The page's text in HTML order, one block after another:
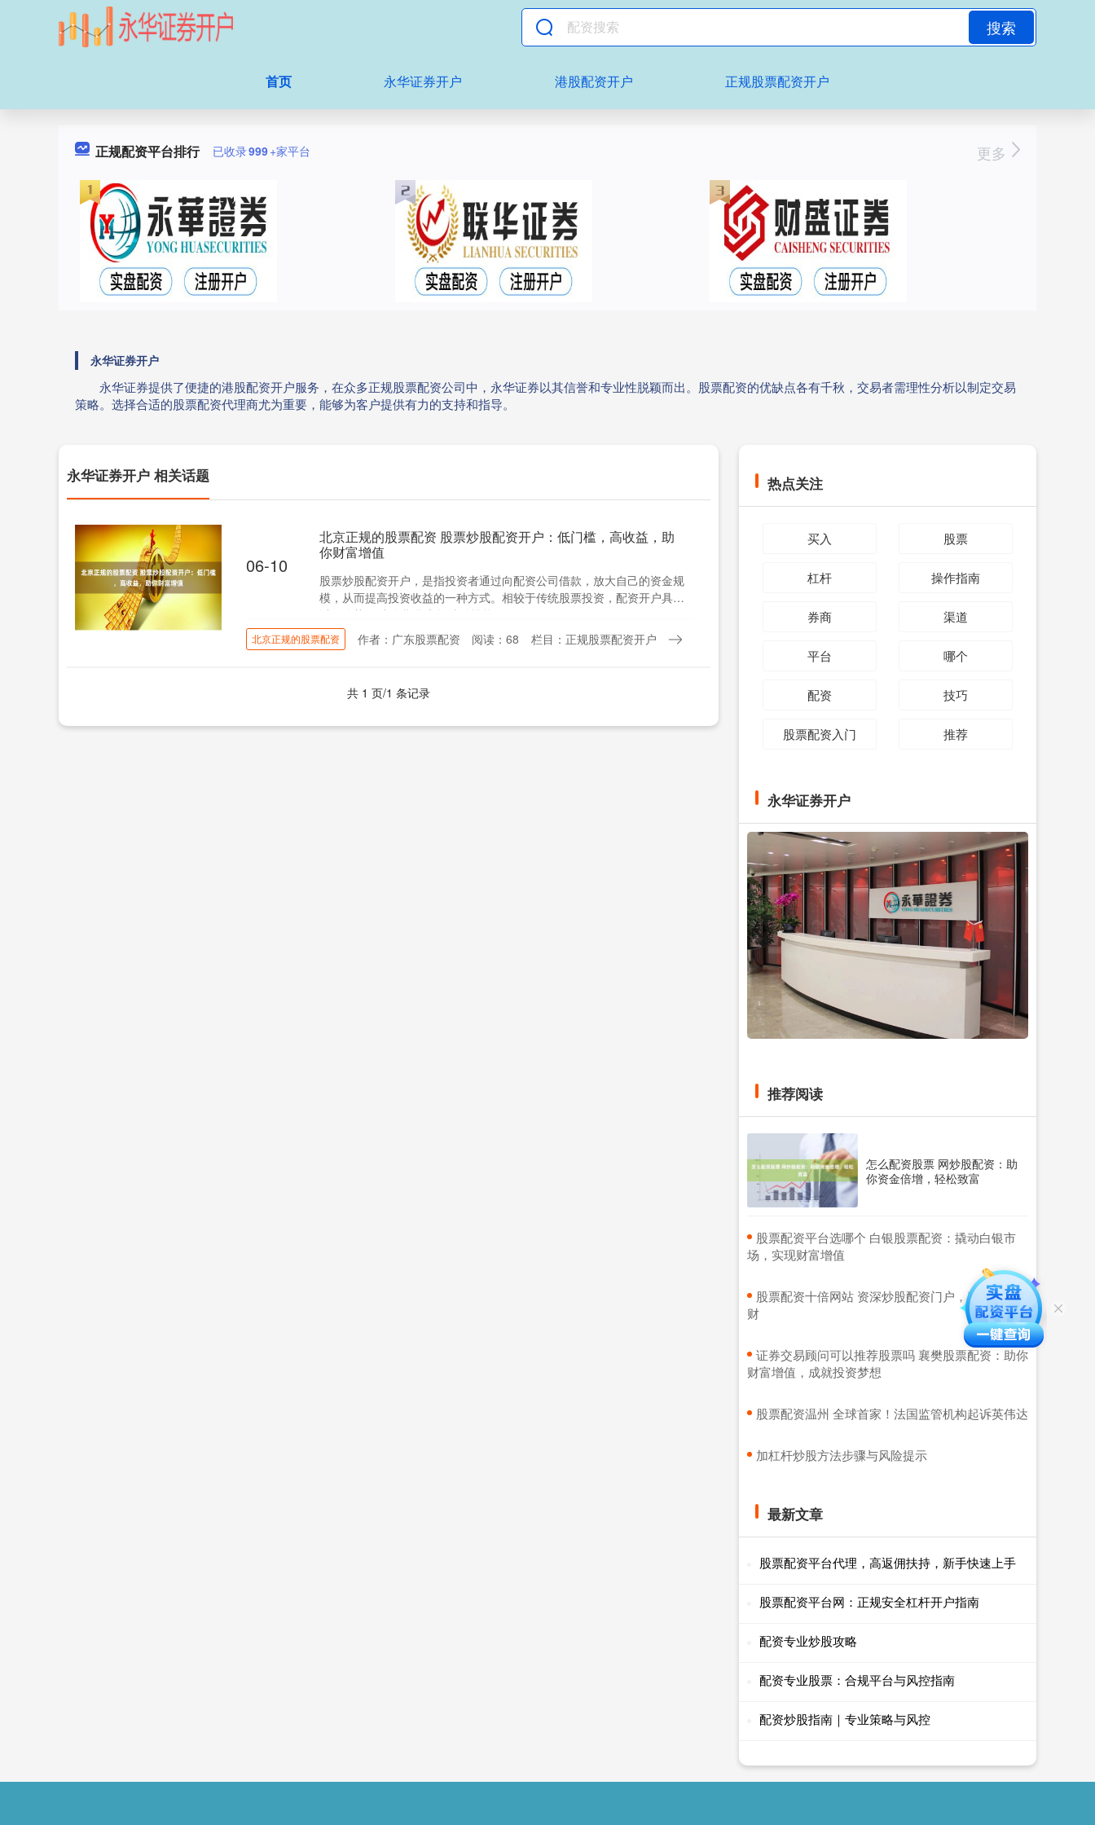
搜索
首页 永华证券开户 港股配资开户 正规股票配资开户
正规配资平台排行 已收录999+家平台 更多
永华证券开户
永华证券提供了便捷的港股配资开户服务，在众多正规股票配资公司中，永华证券以其信誉和专业性脱颖而出。股票配资的优缺点各有千秋，交易者需理性分析以制定交易
策略。选择合适的股票配资代理商尤为重要，能够为客户提供有力的支持和指导。
永华证券开户 相关话题
06-10
北京正规的股票配资 股票炒股配资开户：低门槛，高收益，助
你财富增值
股票炒股配资开户，是指投资者通过向配资公司借款，放大自己的资金规
模，从而提高投资收益的一种方式。相较于传统股票投资，配资开户具有
以下优势： 内盘期货市场波动性较....
北京正规的股票配资 作者：广东股票配资 阅读：68 栏目：正规股票配资开户
共 1 页/1 条记录
热点关注
买入 股票
杠杆 操作指南
券商 渠道
平台 哪个
配资 技巧
股票配资入门 推荐
永华证券开户
推荐阅读
怎么配资股票 网炒股配资：助
你资金倍增，轻松致富
​股票配资平台选哪个 白银股票配资：撬动白银市
场，实现财富增值
​股票配资十倍网站 资深炒股配资门户，助你稳健理
财
​证券交易顾问可以推荐股票吗 襄樊股票配资：助你
财富增值，成就投资梦想
​股票配资温州 全球首家！法国监管机构起诉英伟达
​加杠杆炒股方法步骤与风险提示
最新文章
股票配资平台代理，高返佣扶持，新手快速上手
股票配资平台网：正规安全杠杆开户指南
配资专业炒股攻略
配资专业股票：合规平台与风控指南
配资炒股指南｜专业策略与风控